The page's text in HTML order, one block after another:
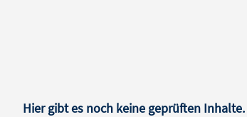
Hier gibt es noch keine geprüften Inhalte.